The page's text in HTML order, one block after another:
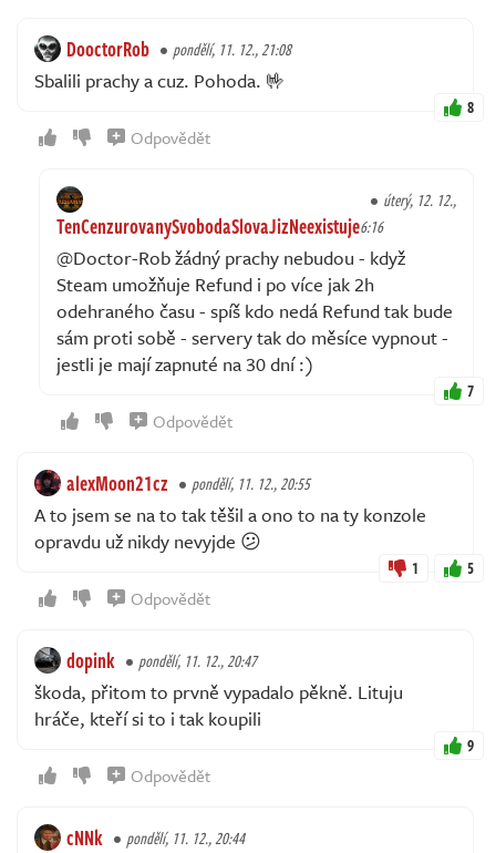
DooctorRob pondělí, 11. 12., 21:08
Sbalili prachy a cuz. Pohoda. 🤟
8
Odpovědět
TenCenzurovanySvobodaSlovaJizNeexistuje
úterý, 12. 12.,
6:16
@Doctor-Rob žádný prachy nebudou - když
Steam umožňuje Refund i po více jak 2h
odehraného času - spíš kdo nedá Refund tak bude
sám proti sobě - servery tak do měsíce vypnout -
jestli je mají zapnuté na 30 dní :)
7
Odpovědět
alexMoon21cz pondělí, 11. 12., 20:55
A to jsem se na to tak těšil a ono to na ty konzole
opravdu už nikdy nevyjde 😕
1 5
Odpovědět
dopink pondělí, 11. 12., 20:47
škoda, přitom to prvně vypadalo pěkně. Lituju
hráče, kteří si to i tak koupili
9
Odpovědět
cNNk pondělí, 11. 12., 20:44